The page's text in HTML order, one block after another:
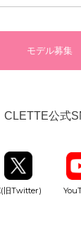
モデル募集
CLETTE公式
旧Twitter)